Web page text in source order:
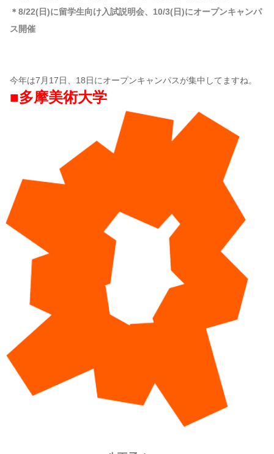
＊8/22(日)に留学生向け入試説明会、10/3(日)にオープンキャンパ
ス開催
今年は7月17日、18日にオープンキャンパスが集中してますね。
■多摩美術大学